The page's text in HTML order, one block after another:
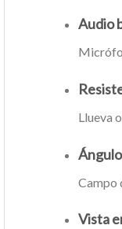
Audio
Llueva
Campo
Vista